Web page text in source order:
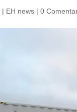
| EH news |0